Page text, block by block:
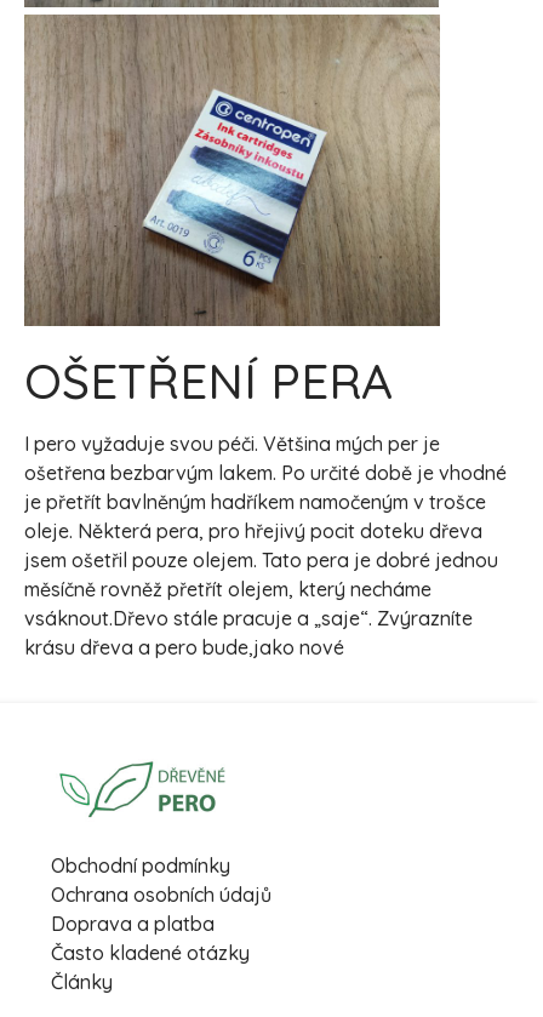
OŠETŘENÍ PERA
I pero vyžaduje svou péči. Většina mých per je
ošetřena bezbarvým lakem. Po určité době je vhodné
je přetřít bavlněným hadříkem namočeným v trošce
oleje. Některá pera, pro hřejivý pocit doteku dřeva
jsem ošetřil pouze olejem. Tato pera je dobré jednou
měsíčně rovněž přetřít olejem, který necháme
vsáknout.Dřevo stále pracuje a „saje“. Zvýrazníte
krásu dřeva a pero bude,jako nové
Obchodní podmínky
Ochrana osobních údajů
Doprava a platba
Často kladené otázky
Články